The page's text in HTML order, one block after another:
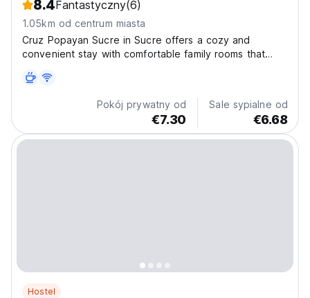
8.4Fantastyczny(6)
1.05km od centrum miasta
Cruz Popayan Sucre in Sucre offers a cozy and
convenient stay with comfortable family rooms that
and complimentary toiletries. Whether you're relaxing in
the sunny garden, lounging on the terrace, or using...
Pokój prywatny od
€7.30
Sale sypialne od
€6.68
Hostel